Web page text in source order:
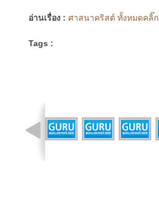
อ่านเรื่อง : ศาสนาคริสต์ ทั้งหมดคลิ๊ก
Tags :